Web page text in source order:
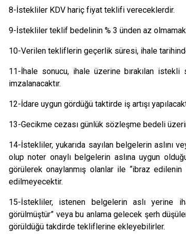
8-İstekliler KDV hariç fiyat teklifi vereceklerdir.
9-İstekliler teklif bedelinin % 3 ünden az
10-Verilen tekliflerin geçerlik süresi, ihale
11-İhale sonucu, ihale üzerine bırakılan
imzalanacaktır.
12-İdare uygun gördüğü taktirde iş artışı
13-Gecikme cezası günlük sözleşme bedeli
14-İstekliler, yukarıda sayılan belgelerin aslını
olup noter onaylı belgelerin aslına uygun
görülerek onaylanmış olanlar ile “ibraz
edilmeyecektir.
15-İstekliler, istenen belgelerin aslı yerine
görülmüştür” veya bu anlama gelecek şerh
görüldüğü takdirde tekliflerine ekleyebilirler.